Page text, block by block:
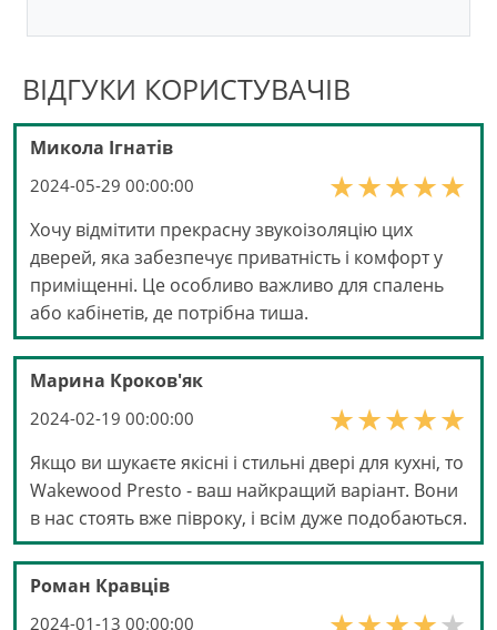
ВІДГУКИ КОРИСТУВАЧІВ
Микола Ігнатів
2024-05-29 00:00:00
Хочу відмітити прекрасну звукоізоляцію цих
дверей, яка забезпечує приватність і комфорт у
приміщенні. Це особливо важливо для спалень
або кабінетів, де потрібна тиша.
Марина Кроков'як
2024-02-19 00:00:00
Якщо ви шукаєте якісні і стильні двері для кухні, то
Wakewood Presto - ваш найкращий варіант. Вони
в нас стоять вже півроку, і всім дуже подобаються.
Роман Кравців
2024-01-13 00:00:00